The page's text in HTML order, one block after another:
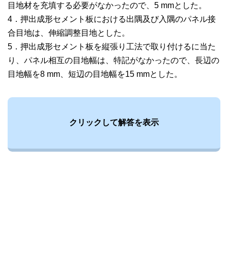
目地材を充填する必要がなかったので、5 mmとした。
4．押出成形セメント板における出隅及び入隅のパネル接
合目地は、伸縮調整目地とした。
5．押出成形セメント板を縦張り工法で取り付けるに当た
り、パネル相互の目地幅は、特記がなかったので、長辺の
目地幅を8 mm、短辺の目地幅を15 mmとした。
クリックして解答を表示